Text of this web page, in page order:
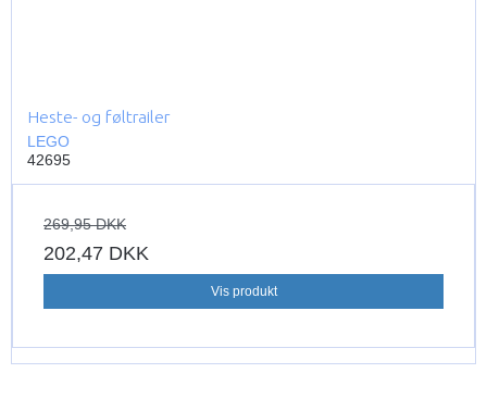
Heste- og føltrailer
LEGO
42695
269,95 DKK
202,47 DKK
Vis produkt